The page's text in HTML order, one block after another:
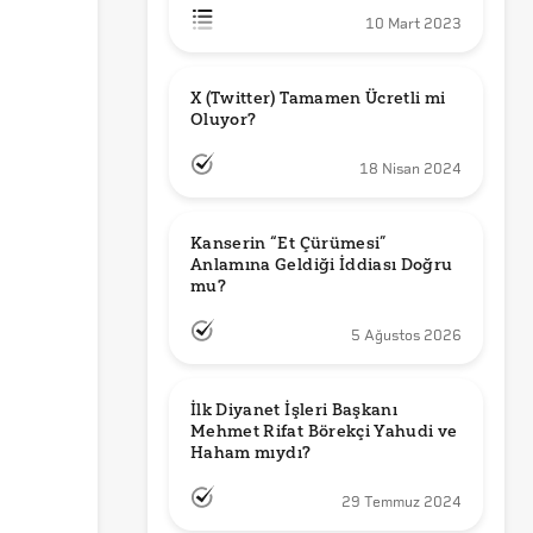
10 Mart 2023
X (Twitter) Tamamen Ücretli mi
Oluyor?
18 Nisan 2024
Kanserin “Et Çürümesi”
Anlamına Geldiği İddiası Doğru
mu?
5 Ağustos 2026
İlk Diyanet İşleri Başkanı
Mehmet Rifat Börekçi Yahudi ve
Haham mıydı?
29 Temmuz 2024